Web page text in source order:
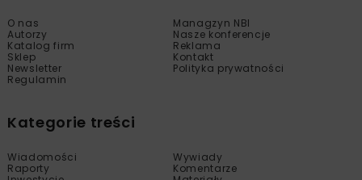
O nas
Managzyn NBI
Autorzy
Nasze konferencje
Katalog firm
Reklama
Sklep
Kontakt
Newsletter
Polityka prywatności
Regulamin
Kategorie treści
Wiadomości
Wywiady
Raporty
Komentarze